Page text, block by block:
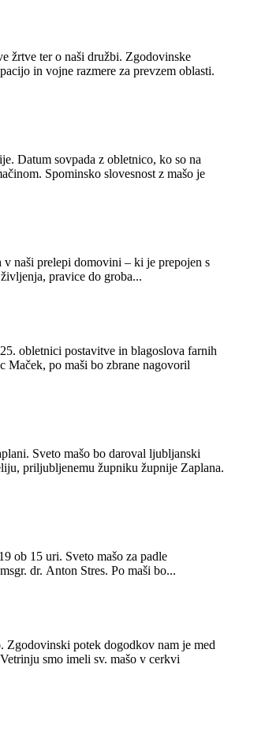
naši družbi. Zgodovinske
in vojne razmere za prevzem oblasti.
Datum sovpada z obletnico, ko so na
z mašo je
v naši prelepi domovini – ki je prepojen s
pravice do groba...
obletnici postavitve in blagoslova farnih
po maši bo zbrane nagovoril
priljubljenemu župniku župnije Zaplana.
ob 15 uri. Sveto mašo za padle
dr. Anton Stres. Po maši bo...
potek dogodkov nam je med
smo imeli sv. mašo v cerkvi